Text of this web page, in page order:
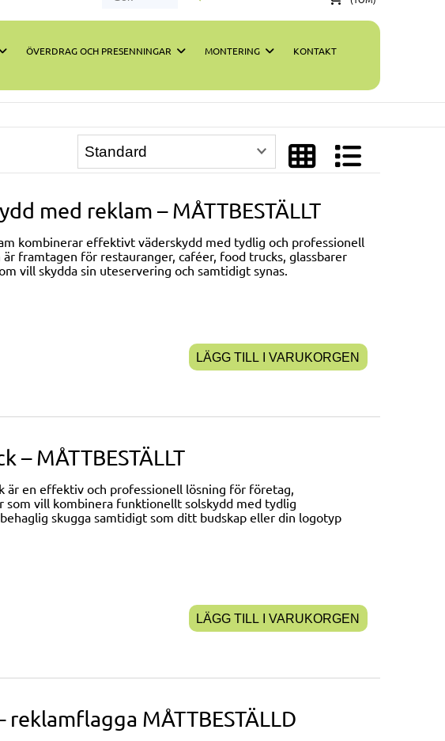
ÖVERDRAG OCH PRESENNINGAR MONTERING KONTAKT
med reklam – MÅTTBESTÄLLT
kombinerar effektivt väderskydd med tydlig och professionell
framtagen för restauranger, caféer, food trucks, glassbarer
vill skydda sin uteservering och samtidigt synas.
LÄGG TILL I VARUKORGEN
– MÅTTBESTÄLLT
en effektiv och professionell lösning för företag,
vill kombinera funktionellt solskydd med tydlig
skugga samtidigt som ditt budskap eller din logotyp
LÄGG TILL I VARUKORGEN
MÅTTBESTÄLLD